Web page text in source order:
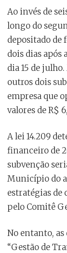
Ao invés de
longo do
depositado de
dois dias após
dia 15 de
outros dois
empresa que
valores de R$
A lei 14.209
financeiro de
subvenção
Município do
estratégias
pelo Comitê
No entanto, as
“Gestão de